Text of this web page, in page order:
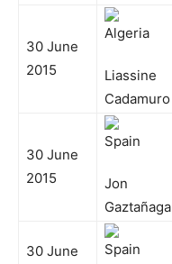
30 June
2015
Liassine
Cadamuro
30 June
2015
Jon
Gaztañaga
30 June